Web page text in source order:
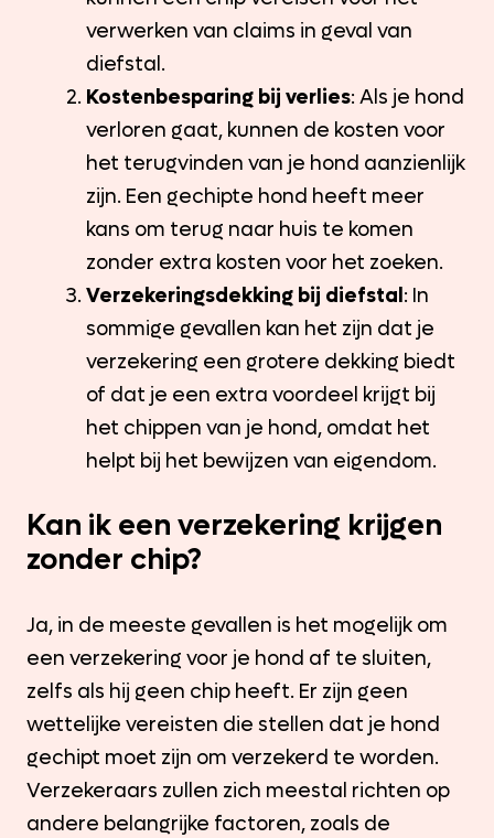
verwerken van claims in geval van
diefstal.
Kostenbesparing bij verlies: Als je hond
verloren gaat, kunnen de kosten voor
het terugvinden van je hond aanzienlijk
zijn. Een gechipte hond heeft meer
kans om terug naar huis te komen
zonder extra kosten voor het zoeken.
Verzekeringsdekking bij diefstal: In
sommige gevallen kan het zijn dat je
verzekering een grotere dekking biedt
of dat je een extra voordeel krijgt bij
het chippen van je hond, omdat het
helpt bij het bewijzen van eigendom.
Kan ik een verzekering krijgen
zonder chip?
Ja, in de meeste gevallen is het mogelijk om
een verzekering voor je hond af te sluiten,
zelfs als hij geen chip heeft. Er zijn geen
wettelijke vereisten die stellen dat je hond
gechipt moet zijn om verzekerd te worden.
Verzekeraars zullen zich meestal richten op
andere belangrijke factoren, zoals de